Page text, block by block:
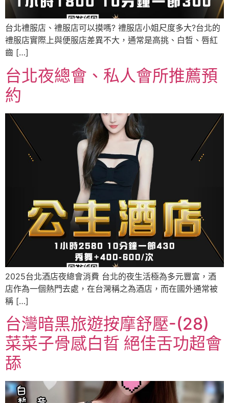
台北禮服店、禮服店可以摸嗎? 禮服店小姐尺度多大?台北的
禮服店實際上與便服店差異不大，通常是高挑、白皙、唇紅
齒 […]
台北夜總會、私人會所推薦預
約
2025台北酒店夜總會消費 台北的夜生活極為多元豐富，酒
店作為一個熱門去處，在台灣稱之為酒店，而在國外通常被
稱 […]
台灣暗黑旅遊按摩舒壓-(28)
菜菜子骨感白晢 絕佳舌功超會
舔